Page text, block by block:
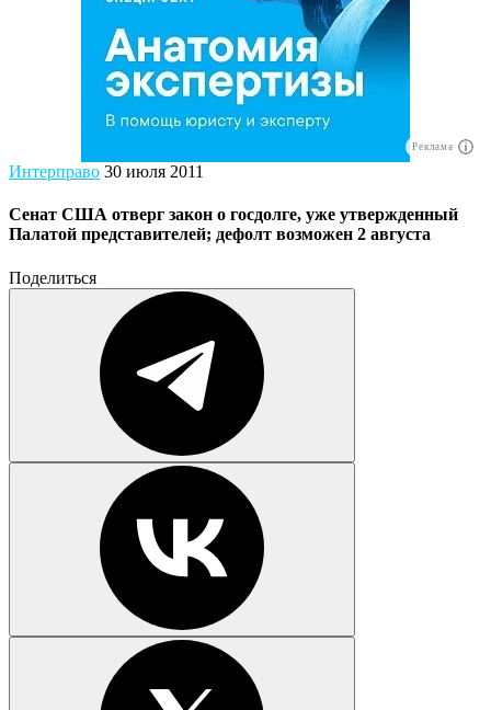
Реклама
Интерправо 30 июля 2011
Сенат США отверг закон о госдолге, уже утвержденный
Палатой представителей; дефолт возможен 2 августа
Поделиться